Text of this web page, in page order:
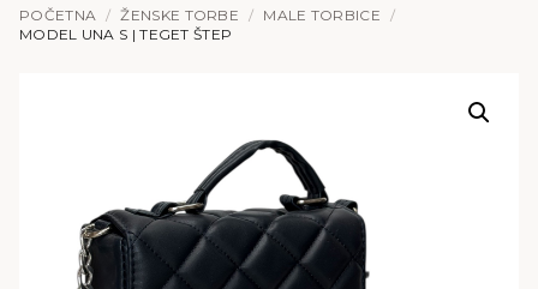
POČETNA / ŽENSKE TORBE / MALE TORBICE /
MODEL UNA S | TEGET ŠTEP